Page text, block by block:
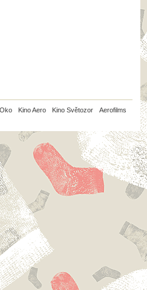
Kino Aero Kino Světozor Aerofilms